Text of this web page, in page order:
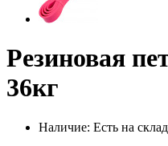
Резиновая
36кг
Наличие: Есть на